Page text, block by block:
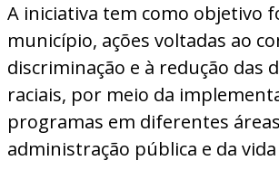
A iniciativa tem como objetivo
município, ações voltadas ao
discriminação e à redução das
raciais, por meio da
programas em diferentes
administração pública e da vida